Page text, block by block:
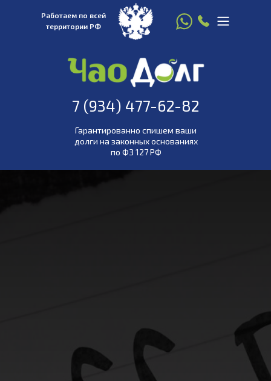
62-82
8 916 780 22 77
Работаем по всей
территории РФ
Гарантированно спишем ваши
долги на законных основаниях
по ФЗ 127 РФ
7 (934) 477-62-82